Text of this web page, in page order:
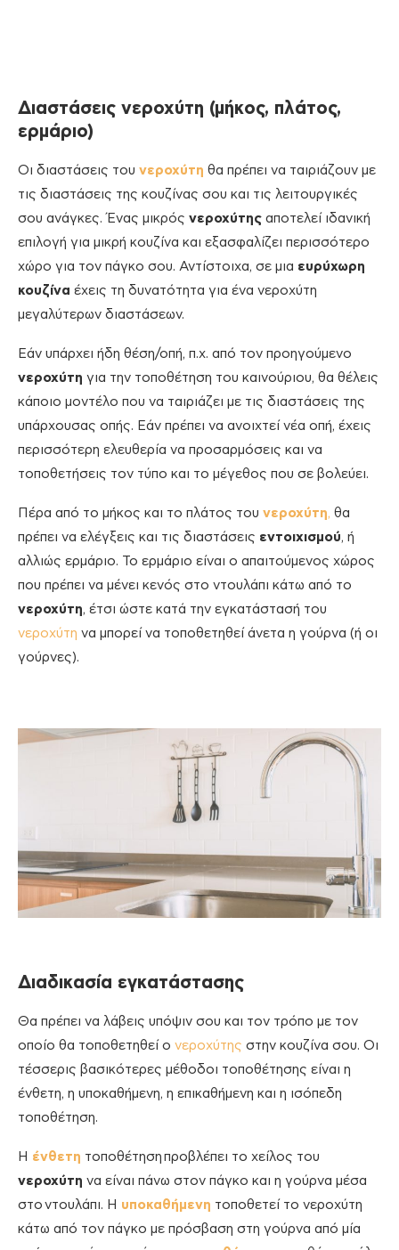
Διαστάσεις νεροχύτη (μήκος, πλάτος,
ερμάριο)
Οι διαστάσεις του νεροχύτη θα πρέπει να ταιριάζουν με
τις διαστάσεις της κουζίνας σου και τις λειτουργικές
σου ανάγκες. Ένας μικρός νεροχύτης αποτελεί ιδανική
επιλογή για μικρή κουζίνα και εξασφαλίζει περισσότερο
χώρο για τον πάγκο σου. Αντίστοιχα, σε μια ευρύχωρη
κουζίνα έχεις τη δυνατότητα για ένα νεροχύτη
μεγαλύτερων διαστάσεων.
Εάν υπάρχει ήδη θέση/οπή, π.χ. από τον προηγούμενο
νεροχύτη για την τοποθέτηση του καινούριου, θα θέλεις
κάποιο μοντέλο που να ταιριάζει με τις διαστάσεις της
υπάρχουσας οπής. Εάν πρέπει να ανοιχτεί νέα οπή, έχεις
περισσότερη ελευθερία να προσαρμόσεις και να
τοποθετήσεις τον τύπο και το μέγεθος που σε βολεύει.
Πέρα από το μήκος και το πλάτος του νεροχύτη, θα
πρέπει να ελέγξεις και τις διαστάσεις εντοιχισμού, ή
αλλιώς ερμάριο. Το ερμάριο είναι ο απαιτούμενος χώρος
που πρέπει να μένει κενός στο ντουλάπι κάτω από το
νεροχύτη, έτσι ώστε κατά την εγκατάστασή του
νεροχύτη να μπορεί να τοποθετηθεί άνετα η γούρνα (ή οι
γούρνες).
Διαδικασία εγκατάστασης
Θα πρέπει να λάβεις υπόψιν σου και τον τρόπο με τον
οποίο θα τοποθετηθεί ο νεροχύτης στην κουζίνα σου. Οι
τέσσερις βασικότερες μέθοδοι τοποθέτησης είναι η
ένθετη, η υποκαθήμενη, η επικαθήμενη και η ισόπεδη
τοποθέτηση.
Η ένθετη τοποθέτηση προβλέπει το χείλος του
νεροχύτη να είναι πάνω στον πάγκο και η γούρνα μέσα
στο ντουλάπι. Η υποκαθήμενη τοποθετεί το νεροχύτη
κάτω από τον πάγκο με πρόσβαση στη γούρνα από μία